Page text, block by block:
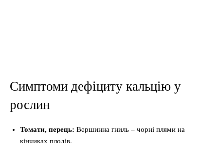
Симптоми дефіциту кальцію у
рослин
Томати, перець: Вершинна гниль – чорні плями на
кінчиках плодів.